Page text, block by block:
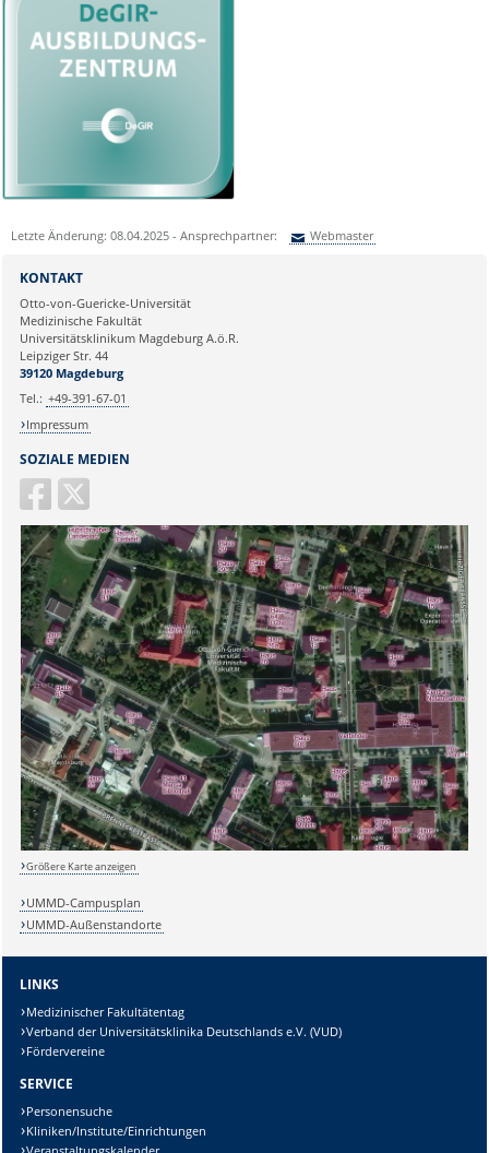
Letzte Änderung: 08.04.2025 - Ansprechpartner: Webmaster
Ihre E-Mailadresse:
Ihr Anliegen:
Sicherheitsabfrage:
Lösung:
SOZIALE MEDIEN
KONTAKT
Otto-von-Guericke-Universität
Medizinische Fakultät
Universitätsklinikum Magdeburg A.ö.R.
Leipziger Str. 44
39120 Magdeburg
Tel.: +49-391-67-01
Impressum
Größere Karte anzeigen
UMMD-Campusplan
UMMD-Außenstandorte
LINKS
Medizinischer Fakultätentag
Verband der Universitätsklinika Deutschlands e.V. (VUD)
Fördervereine
SERVICE
Personensuche
Kliniken/Institute/Einrichtungen